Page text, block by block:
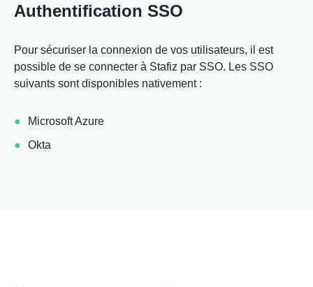
Authentification SSO
Pour sécuriser la connexion de vos utilisateurs, il est
possible de se connecter à Stafiz par SSO. Les SSO
suivants sont disponibles nativement :
Microsoft Azure
Okta